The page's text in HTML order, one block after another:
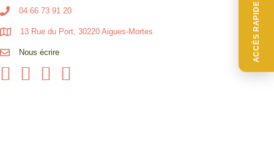
ACCÈS RAPIDE
04 66 73 91 20
13 Rue du Port, 30220 Aigues-Mortes
Nous écrire